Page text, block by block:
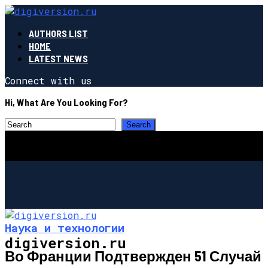
AUTHORS LIST
HOME
LATEST NEWS
Connect with us
Hi, What Are You Looking For?
digiversion.ru
Наука и технологии
Во Франции Подтвержден 51 Случай